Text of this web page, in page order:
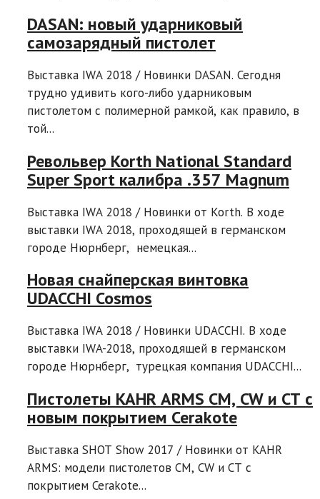
DASAN: новый ударниковый
самозарядный пистолет
Выставка IWA 2018 / Новинки DASAN. Сегодня
трудно удивить кого-либо ударниковым
пистолетом с полимерной рамкой, как правило, в
той...
Револьвер Korth National Standard
Super Sport калибра .357 Magnum
Выставка IWA 2018 / Новинки от Korth. В ходе
выставки IWA 2018, проходящей в германском
городе Нюрнберг, немецкая...
Новая снайперская винтовка
UDACCHI Cosmos
Выставка IWA 2018 / Новинки UDACCHI. В ходе
выставки IWA-2018, проходящей в германском
городе Нюрнберг, турецкая компания UDACCHI...
Пистолеты KAHR ARMS CM, CW и CT с
новым покрытием Cerakote
Выставка SHOT Show 2017 / Новинки от KAHR
ARMS: модели пистолетов CM, CW и CT с
покрытием Cerakote...